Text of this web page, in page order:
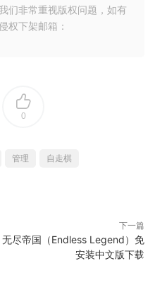
们非常重视版权问题，如有
权下架邮箱：
0
管理 自走棋
下一篇
无尽帝国（Endless Legend）免
安装中文版下载